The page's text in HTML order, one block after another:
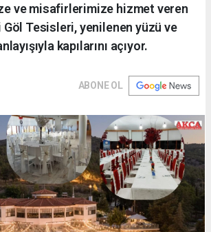
ve misafirlerimize hizmet veren
Göl Tesisleri, yenilenen yüzü ve
kapılarını açıyor.
ABONE OL